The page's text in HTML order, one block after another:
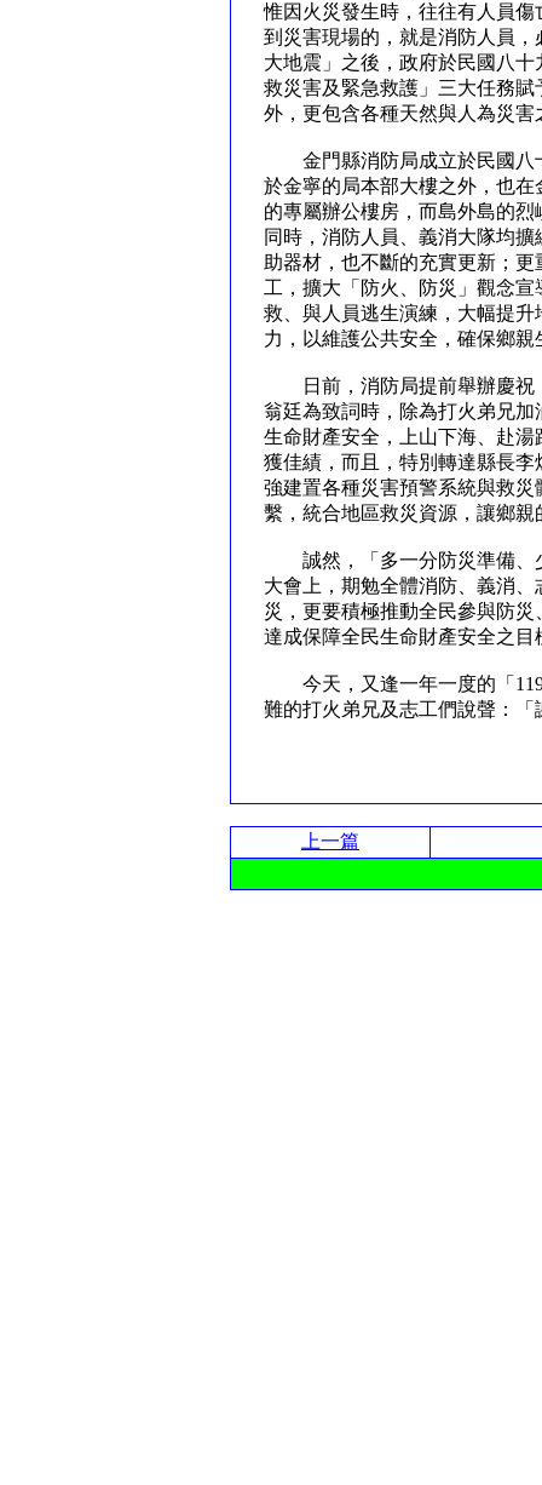
惟因火災發生時，往往有人員
到災害現場的，就是消防人員
大地震」之後，政府於民國八
救災害及緊急救護」三大任務
外，更包含各種天然與人為災
金門縣消防局成立於民國八
於金寧的局本部大樓之外，也
的專屬辦公樓房，而島外島的
同時，消防人員、義消大隊均
助器材，也不斷的充實更新；
工，擴大「防火、防災」觀念
救、與人員逃生演練，大幅提
力，以維護公共安全，確保鄉
日前，消防局提前舉辦慶祝
翁廷為致詞時，除為打火弟兄
生命財產安全，上山下海、赴
獲佳績，而且，特別轉達縣長
強建置各種災害預警系統與救
繫，統合地區救災資源，讓鄉
誠然，「多一分防災準備、
大會上，期勉全體消防、義消
災，更要積極推動全民參與防
達成保障全民生命財產安全之
今天，又逢一年一度的「119
難的打火弟兄及志工們說聲：
上一篇